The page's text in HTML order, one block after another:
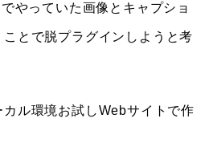
やっていた画像とキャプショ
とで脱プラグインしようと考
ル環境お試しWebサイトで作